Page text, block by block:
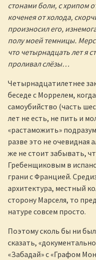
стонами боли, с хрипом
коченея от холода,
произносил его,
полу моей темницы.
что четырнадцать лет я
проливал слёзы…
Четырнадцатилетнее
беседе с Моррелем,
самоубийство (часть
лет не есть, не пить и
«растаможить»
разве это не очевидная
же не стоит забывать,
Гребенщиковым в
грани с Францией.
архитектура, местный
сторону Марселя, то
натуре совсем просто.
Поэтому сколь бы ни
сказать,
«Забадай» с «Графом